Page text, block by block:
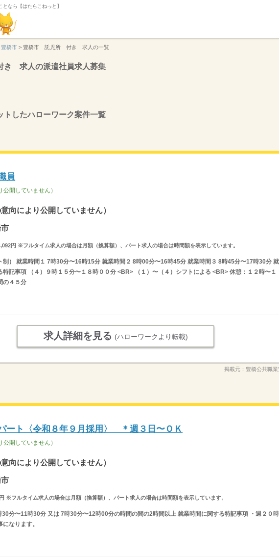
なら【はたらこねっと】
豊橋市 > 豊橋市 託児所 付き 求人の一覧
求人の派遣社員求人募集
トしたハローワーク案件一覧
員
公開していません）
意向により公開していません）
円 ※フルタイム求人の場合は月額（換算額）、パート求人の場合は時間額を表示しています。
制） 就業時間１ 7時30分〜16時15分 就業時間２ 8時00分〜16時45分 就業時間３ 8時45分〜17時30分 就
特記事項 （４）９時１５分〜１８時００分 <BR> （１）〜（４）シフトによる <BR> 休憩：１２時〜１
の４５分
求人詳細を見る (ハローワークより転載)
掲載元： 豊橋公共職
ート〈令和８年９月採用〉 ＊週３日〜ＯＫ
公開していません）
意向により公開していません）
※フルタイム求人の場合は月額（換算額）、パート求人の場合は時間額を表示しています。
30分〜11時30分 又は 7時30分〜12時00分の時間の間の2時間以上 就業時間に関する特記事項 ・週２０時
なります。